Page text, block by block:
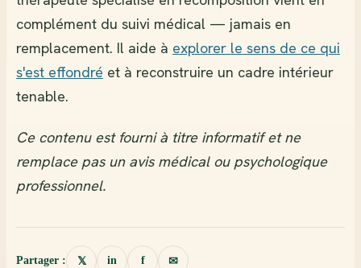
complément du suivi médical — jamais en
remplacement. Il aide à explorer le sens de ce qui
s'est effondré et à reconstruire un cadre intérieur
tenable.
Ce contenu est fourni à titre informatif et ne
remplace pas un avis médical ou psychologique
professionnel.
Partager : 𝕏 in f ✉